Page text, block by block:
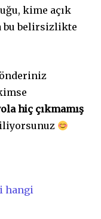
kime açık
bu belirsizlikte
hiç çıkmamış
hangi